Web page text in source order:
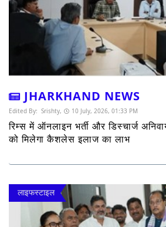
JHARKHAND NEWS
Edited By: Srishty, 10 July, 2026, 01:33 PM
रिम्स में ऑनलाइन भर्ती और डिस्चार्ज
को मिलेगा कैशलेस इलाज का लाभ
लाइफस्टाइल